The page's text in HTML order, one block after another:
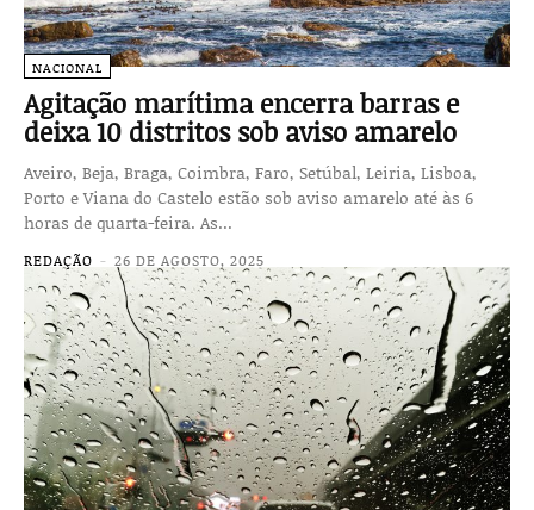
NACIONAL
Agitação marítima encerra barras e
deixa 10 distritos sob aviso amarelo
Aveiro, Beja, Braga, Coimbra, Faro, Setúbal, Leiria, Lisboa,
Porto e Viana do Castelo estão sob aviso amarelo até às 6
horas de quarta-feira. As...
REDAÇÃO - 26 DE AGOSTO, 2025